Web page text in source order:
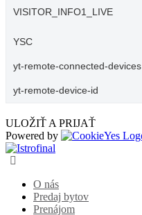
VISITOR_INFO1_LIVE
YSC
yt-remote-connected-devices
yt-remote-device-id
ULOŽIŤ A PRIJAŤ
Powered by
O nás
Predaj bytov
Prenájom